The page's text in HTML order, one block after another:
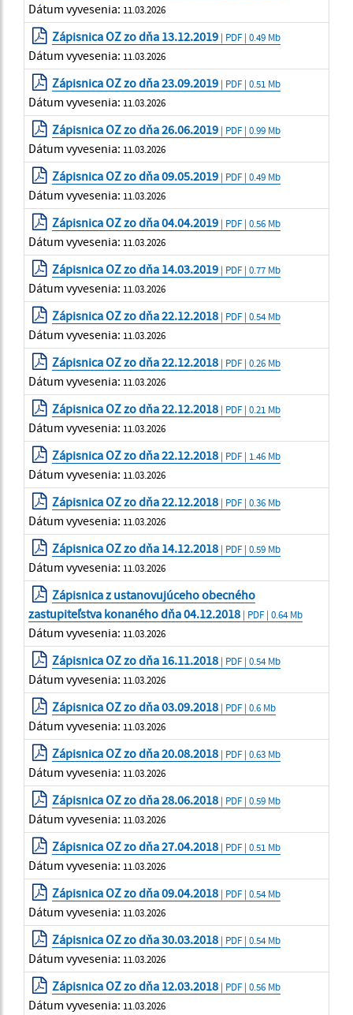
Dátum vyvesenia: 11.03.2026
Zápisnica OZ zo dňa 13.12.2019 | PDF | 0.49 Mb
Dátum vyvesenia: 11.03.2026
Zápisnica OZ zo dňa 23.09.2019 | PDF | 0.51 Mb
Dátum vyvesenia: 11.03.2026
Zápisnica OZ zo dňa 26.06.2019 | PDF | 0.99 Mb
Dátum vyvesenia: 11.03.2026
Zápisnica OZ zo dňa 09.05.2019 | PDF | 0.49 Mb
Dátum vyvesenia: 11.03.2026
Zápisnica OZ zo dňa 04.04.2019 | PDF | 0.56 Mb
Dátum vyvesenia: 11.03.2026
Zápisnica OZ zo dňa 14.03.2019 | PDF | 0.77 Mb
Dátum vyvesenia: 11.03.2026
Zápisnica OZ zo dňa 22.12.2018 | PDF | 0.54 Mb
Dátum vyvesenia: 11.03.2026
Zápisnica OZ zo dňa 22.12.2018 | PDF | 0.26 Mb
Dátum vyvesenia: 11.03.2026
Zápisnica OZ zo dňa 22.12.2018 | PDF | 0.21 Mb
Dátum vyvesenia: 11.03.2026
Zápisnica OZ zo dňa 22.12.2018 | PDF | 1.46 Mb
Dátum vyvesenia: 11.03.2026
Zápisnica OZ zo dňa 22.12.2018 | PDF | 0.36 Mb
Dátum vyvesenia: 11.03.2026
Zápisnica OZ zo dňa 14.12.2018 | PDF | 0.59 Mb
Dátum vyvesenia: 11.03.2026
Zápisnica z ustanovujúceho obecného
zastupiteľstva konaného dňa 04.12.2018 | PDF | 0.64 Mb
Dátum vyvesenia: 11.03.2026
Zápisnica OZ zo dňa 16.11.2018 | PDF | 0.54 Mb
Dátum vyvesenia: 11.03.2026
Zápisnica OZ zo dňa 03.09.2018 | PDF | 0.6 Mb
Dátum vyvesenia: 11.03.2026
Zápisnica OZ zo dňa 20.08.2018 | PDF | 0.63 Mb
Dátum vyvesenia: 11.03.2026
Zápisnica OZ zo dňa 28.06.2018 | PDF | 0.59 Mb
Dátum vyvesenia: 11.03.2026
Zápisnica OZ zo dňa 27.04.2018 | PDF | 0.51 Mb
Dátum vyvesenia: 11.03.2026
Zápisnica OZ zo dňa 09.04.2018 | PDF | 0.54 Mb
Dátum vyvesenia: 11.03.2026
Zápisnica OZ zo dňa 30.03.2018 | PDF | 0.54 Mb
Dátum vyvesenia: 11.03.2026
Zápisnica OZ zo dňa 12.03.2018 | PDF | 0.56 Mb
Dátum vyvesenia: 11.03.2026